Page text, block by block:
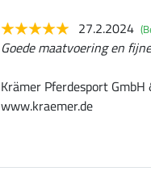
27.2.2024
Goede maatvoering en
Krämer Pferdesport
www.kraemer.de